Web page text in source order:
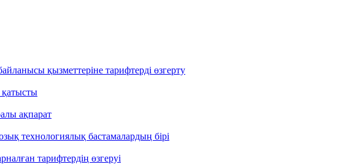
қызметтеріне тарифтерді өзгерту
ақпарат
технологиялық бастамалардың бірі
тарифтердің өзгеруі